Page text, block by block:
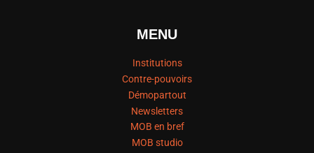
MENU
Institutions
Contre-pouvoirs
Démopartout
Newsletters
MOB en bref
MOB studio